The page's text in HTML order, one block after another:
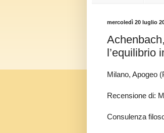
mercoledì 20 luglio
l’equilibrio
Milano, Apogeo
Recensione di:
Consulenza